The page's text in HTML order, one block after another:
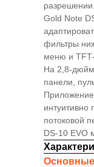
разрешении.
Gold Note
фильтры
меню и
На 2,8-
панели,
потоковой
DS-10 EVO